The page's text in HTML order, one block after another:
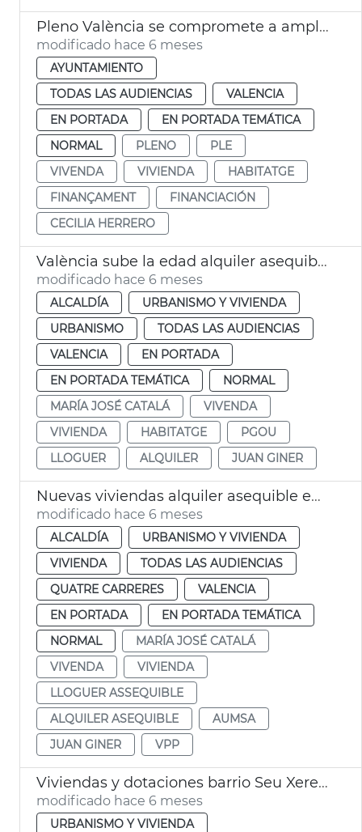
Pleno València se compromete a ampliar ayudas al alquiler
modificado hace 6 meses
AYUNTAMIENTO
TODAS LAS AUDIENCIAS
VALENCIA
EN PORTADA
EN PORTADA TEMÁTICA
NORMAL
PLENO
PLE
VIVENDA
VIVIENDA
HABITATGE
FINANÇAMENT
FINANCIACIÓN
CECILIA HERRERO
València sube la edad alquiler asequible joven a los 45 años
modificado hace 6 meses
ALCALDÍA
URBANISMO Y VIVIENDA
URBANISMO
TODAS LAS AUDIENCIAS
VALENCIA
EN PORTADA
EN PORTADA TEMÁTICA
NORMAL
MARÍA JOSÉ CATALÁ
VIVENDA
VIVIENDA
HABITATGE
PGOU
LLOGUER
ALQUILER JUAN GINER
Nuevas viviendas alquiler asequible en La Punta València
modificado hace 6 meses
ALCALDÍA
URBANISMO Y VIVIENDA
VIVIENDA
TODAS LAS AUDIENCIAS
QUATRE CARRERES
VALENCIA
EN PORTADA
EN PORTADA TEMÁTICA
NORMAL
MARÍA JOSÉ CATALÁ
VIVENDA
VIVIENDA
LLOGUER ASSEQUIBLE
ALQUILER ASEQUIBLE
AUMSA
JUAN GINER
VPP
Viviendas y dotaciones barrio Seu Xerea València
modificado hace 6 meses
URBANISMO Y VIVIENDA